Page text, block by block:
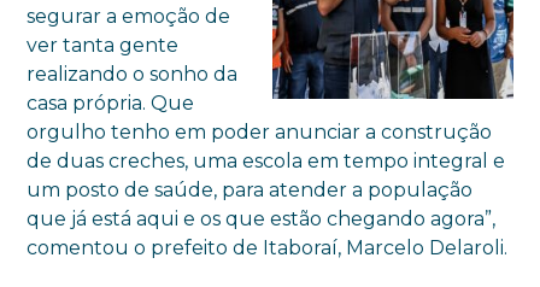
segurar a emoção de
ver tanta gente
realizando o sonho da
casa própria. Que
orgulho tenho em poder anunciar a construção
de duas creches, uma escola em tempo integral e
um posto de saúde, para atender a população
que já está aqui e os que estão chegando agora”,
comentou o prefeito de Itaboraí, Marcelo Delaroli.